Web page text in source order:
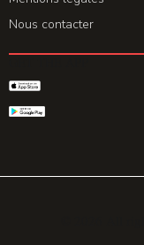
Nous contacter